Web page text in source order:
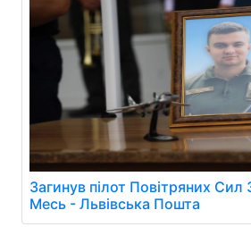
Загинув пілот Повітряних Сил
Месь - Львівська Пошта